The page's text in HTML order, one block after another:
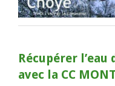
Récupérer l’eau
avec la CC